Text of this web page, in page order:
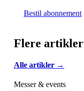
Bestil abonnement
Flere artikler
Alle artikler →
Messer & events